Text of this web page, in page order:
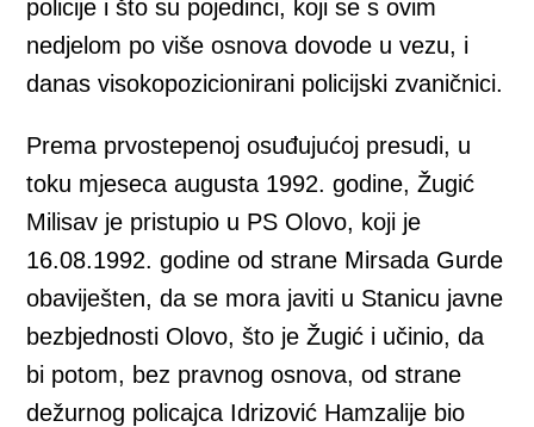
policije i što su pojedinci, koji se s ovim
nedjelom po više osnova dovode u vezu, i
danas visokopozicionirani policijski zvaničnici.
Prema prvostepenoj osuđujućoj presudi, u
toku mjeseca augusta 1992. godine, Žugić
Milisav je pristupio u PS Olovo, koji je
16.08.1992. godine od strane Mirsada Gurde
obaviješten, da se mora javiti u Stanicu javne
bezbjednosti Olovo, što je Žugić i učinio, da
bi potom, bez pravnog osnova, od strane
dežurnog policajca Idrizović Hamzalije bio